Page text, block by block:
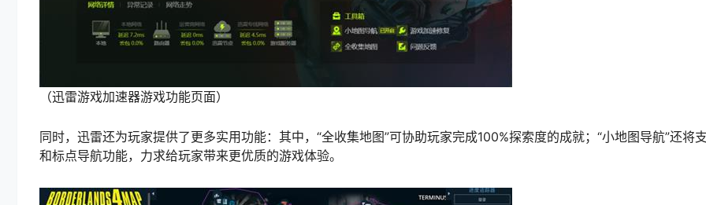
（迅雷游戏加速器游戏功能页面）
同时，迅雷还为玩家提供了更多实用功能：其中，“全收集地图”可协助玩家完成100%探索度的成就；“小地图导航”还将
和标点导航功能，力求给玩家带来更优质的游戏体验。